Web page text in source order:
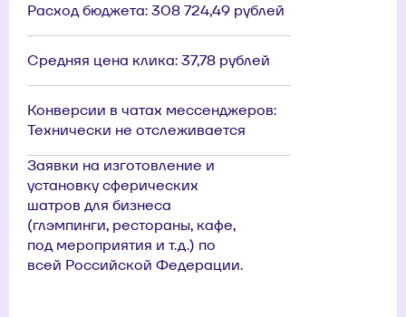
Расход бюджета: 308 724,49 рублей
Средняя цена клика: 37,78 рублей
Конверсии в чатах мессенджеров:
Технически не отслеживается
Заявки на изготовление и
установку сферических
шатров для бизнеса
(глэмпинги, рестораны, кафе,
под мероприятия и т.д.) по
всей Российской Федерации.